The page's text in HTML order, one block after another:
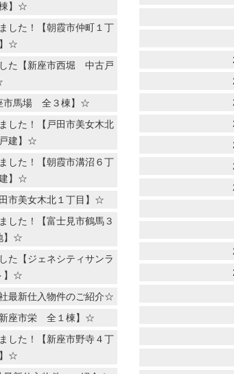
】☆
した！【朝霞市仲町１丁
☆
た【新座市西堀 中古戸
市馬場 全３棟】☆
した！【戸田市美女木北
建】☆
した！【朝霞市溝沼６丁
】☆
市美女木北１丁目】☆
した！【富士見市鶴馬３
】☆
た【ジェネシティサンラ
】☆
最新仕入物件のご紹介☆
座市栄 全１棟】☆
した！【新座市野寺４丁
☆